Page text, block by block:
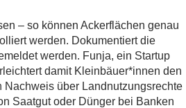
– so können Ackerflächen genau
werden. Dokumentiert die
werden. Funja, ein Startup
damit Kleinbäuer*innen den
über Landnutzungsrechte
Saatgut oder Dünger bei Banken